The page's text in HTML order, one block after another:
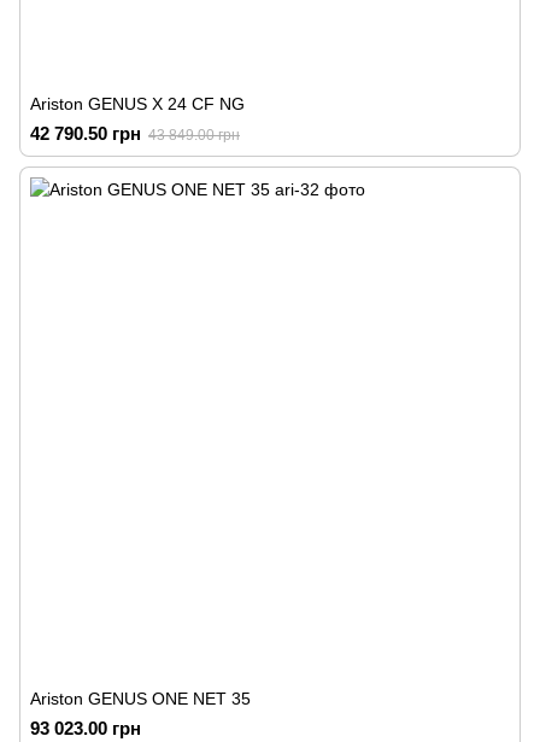
Ariston GENUS X 24 CF NG
42 790.50 грн 43 849.00 грн
Ariston GENUS ONE NET 35
93 023.00 грн